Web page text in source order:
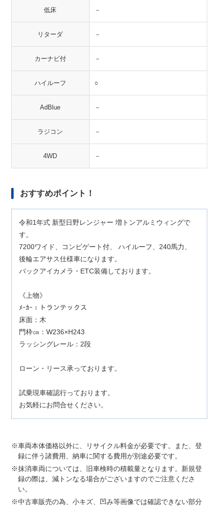
低床 －
リターダ －
カーナビ付 －
ハイルーフ ○
AdBlue －
ラジコン －
4WD －
おすすめポイント！
令和1年式 新型日野レンジャー 増トンアルミウィングで
す。
7200ワイド、コンビゲート付、 ハイルーフ、240馬力、
後輪エアサス仕様車になります。
バックアイカメラ・ETC装備しております。
《上物》
ﾒｰｶｰ：トランテックス
床面：木
門枠㎝：W236×H243
ラッシングレール：2段
ローン・リース承っております。
試乗現車確認行っております。
お気軽にお問合せください。
車両本体価格以外に、リサイクル料金が必要です。また、登
録に伴う諸費用、納車に関する費用が別途必要です。
抹消車両については、旧車検時の積載量となります。新規登
録の際は、減トンなる場合がございますのでご注意くださ
い。
中古車販売の為、小キズ、凹み等画像では確認できない部分